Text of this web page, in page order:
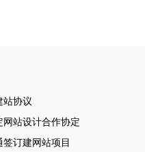
站协议
站设计合作协定
订建网站项目